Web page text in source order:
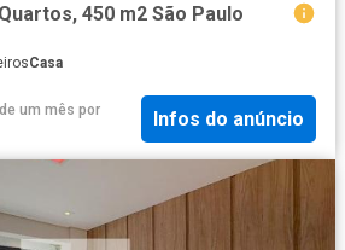
450 m2 São Paulo
Casa
um mês por
Infos do anúncio